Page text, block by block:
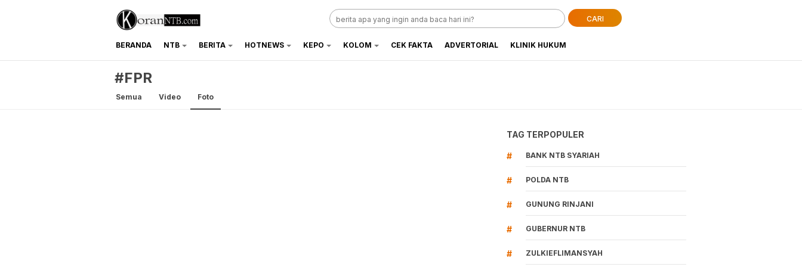
koranntb.com
CARI
BERANDA NTB BERITA HOTNEWS KEPO KOLOM CEK FAKTA ADVERTORIAL KLINIK HUKUM
#FPR
Semua Video Foto
TAG TERPOPULER
# BANK NTB SYARIAH
# POLDA NTB
# GUNUNG RINJANI
# GUBERNUR NTB
# ZULKIEFLIMANSYAH